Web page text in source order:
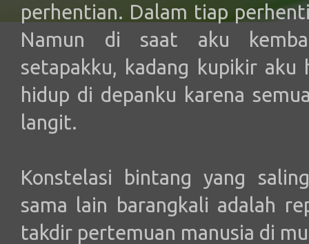
perhentian. Dalam tiap
Namun di saat aku
setapakku, kadang kupikir aku
hidup di depanku karena
langit.
Konstelasi bintang yang
sama lain barangkali adalah
takdir pertemuan manusia di